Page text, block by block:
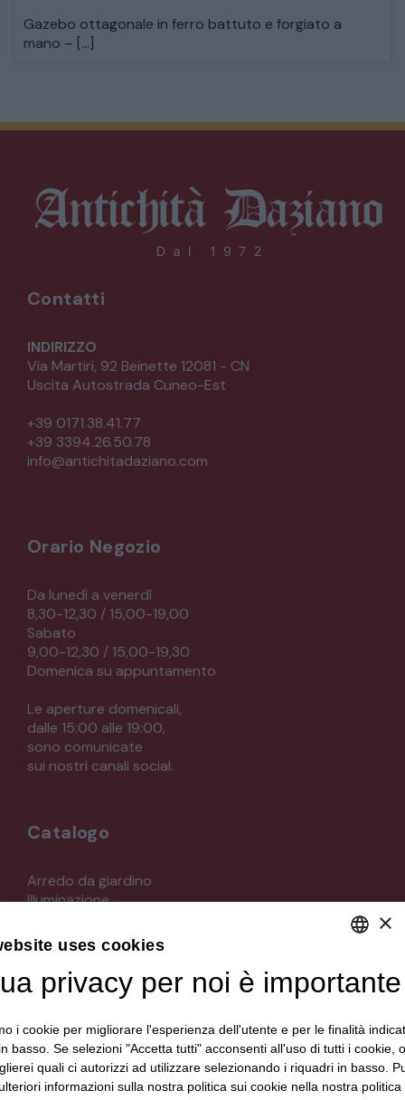
Gazebo ottagonale in ferro battuto e forgiato a
mano – […]
Contatti
INDIRIZZO
Via Martiri, 92 Beinette 12081 - CN
Uscita Autostrada Cuneo-Est
+39 0171.38.41.77
+39 3394.26.50.78
info@antichitadaziano.com
Orario Negozio
Da lunedì a venerdì
8,30-12,30 / 15,00-19,00
Sabato
9,00-12,30 / 15,00-19,30
Domenica su appuntamento
Le aperture domenicali,
dalle 15:00 alle 19:00,
sono comunicate
sui nostri canali social.
Catalogo
Arredo da giardino
Illuminazione
Mobili
Oggettistica
Orologeria
Quadri stampe
Strumenti musicali e accessori
Tappeti e tessuti
Veicoli d'epoca
DEFAULT LANGUAGE
ITALIAN
×
uses cookies
privacy per noi è importante
i cookie per migliorare l'esperienza dell'utente e per le finalità
basso. Se selezioni "Accetta tutti" acconsenti all'uso di tutti i cookie,
quali ci autorizzi ad utilizzare selezionando i riquadri in basso.
informazioni sulla nostra politica sui cookie nella nostra politica